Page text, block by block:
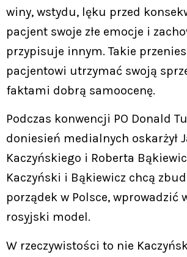
winy, wstydu, lęku przed
pacjent swoje złe emocje i
przypisuje innym. Takie
pacjentowi utrzymać swoją
faktami dobrą samoocenę.
Podczas konwencji PO Donald
doniesień medialnych oskarżył
Kaczyńskiego i Roberta
Kaczyński i Bąkiewicz chcą
porządek w Polsce, wprowadzić
rosyjski model.
W rzeczywistości to nie